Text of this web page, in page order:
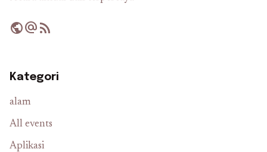
publicalternate_emailrss_feed
Kategori
alam
All events
Aplikasi